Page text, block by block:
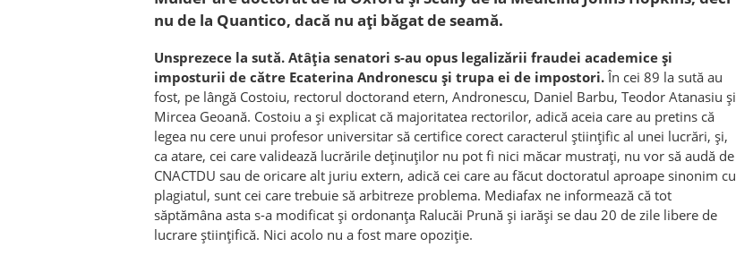
nu de la Quantico, dacă nu ați băgat de seamă.
Unsprezece la sută. Atâția senatori s-au opus legalizării fraudei academice și
imposturii de către Ecaterina Andronescu și trupa ei de impostori.În cei 89 la sută au
fost, pe lângă Costoiu, rectorul doctorand etern, Andronescu, Daniel Barbu, Teodor Atanasiu și
Mircea Geoană. Costoiu a și explicat că majoritatea rectorilor, adică aceia care au pretins că
legea nu cere unui profesor universitar să certifice corect caracterul științific al unei lucrări, și,
ca atare, cei care validează lucrările deținuților nu pot fi nici măcar mustrați, nu vor să audă de
CNACTDU sau de oricare alt juriu extern, adică cei care au făcut doctoratul aproape sinonim cu
plagiatul, sunt cei care trebuie să arbitreze problema. Mediafax ne informează că tot
săptămâna asta s-a modificat și ordonanța Ralucăi Prună și iarăși se dau 20 de zile libere de
lucrare științifică. Nici acolo nu a fost mare opoziție.